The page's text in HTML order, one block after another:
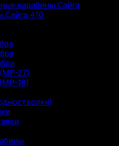
карабины Сайга
Сайга 410
27)
18)